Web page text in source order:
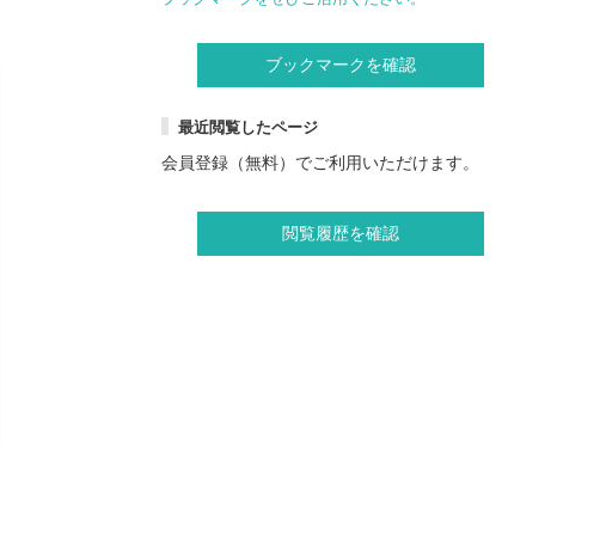
ブックマークを確認
最近閲覧したページ
会員登録（無料）でご利用いただけます。
閲覧履歴を確認